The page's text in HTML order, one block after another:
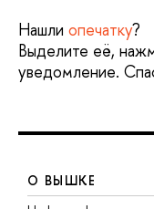
Нашли опечатку?
Выделите её,
уведомление.
О ВЫШКЕ